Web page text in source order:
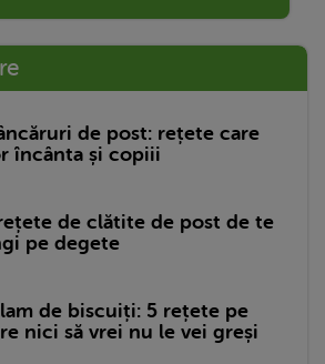
de post: rețete care
încânta și copiii
de clătite de post de te
pe degete
de biscuiți: 5 rețete pe
nici să vrei nu le vei greși